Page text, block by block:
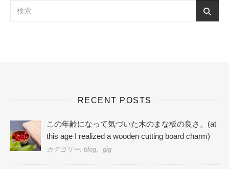
RECENT POSTS
この年齢になって気づいた木のまな板の良さ。(at
this age I realized a wooden cutting board charm)
カテゴリー: blog、gig